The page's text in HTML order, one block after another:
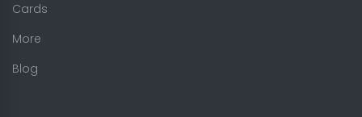
Cards
More
Blog